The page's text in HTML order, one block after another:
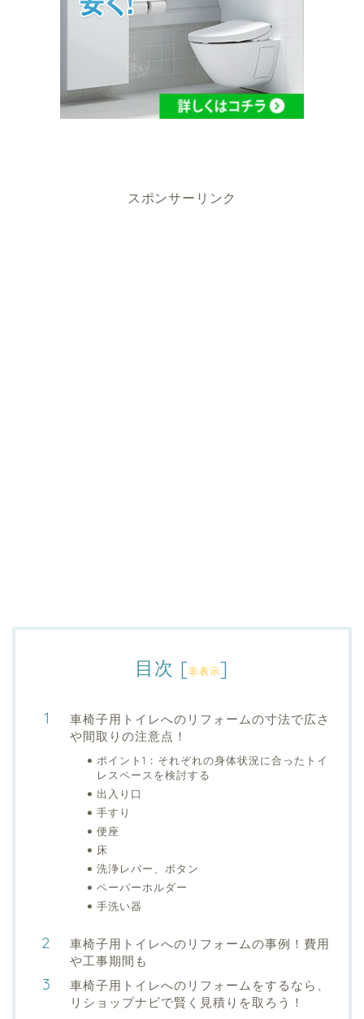
スポンサーリンク
目次 [非表示]
車椅子用トイレへのリフォームの寸法で広さ
や間取りの注意点！
ポイント1：それぞれの身体状況に合ったトイ
レスペースを検討する
出入り口
手すり
便座
床
洗浄レバー、ボタン
ペーパーホルダー
手洗い器
車椅子用トイレへのリフォームの事例！費用
や工事期間も
車椅子用トイレへのリフォームをするなら、
リショップナビで賢く見積りを取ろう！